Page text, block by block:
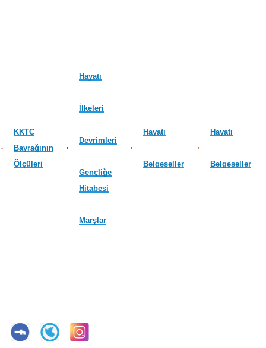
KKTC
Bayrağının
Ölçüleri
Hayatı
İlkeleri
Devrimleri
Gençliğe
Hitabesi
Marşlar
Hayatı
Belgeseller
Hayatı
Belgeseller